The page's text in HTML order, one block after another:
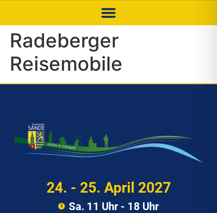
Radeberger
Reisemobile
24. - 25. April 2027
Sa. 11 Uhr - 18 Uhr